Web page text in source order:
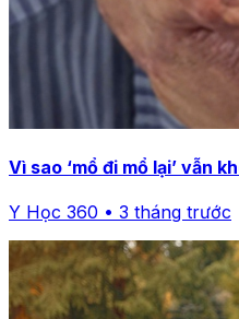
Vì sao ‘mổ đi mổ lại’ vẫn
Y Học 360 • 3 tháng trước